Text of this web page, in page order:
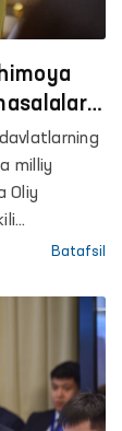
milliy
Oliy
inson
Batafsil